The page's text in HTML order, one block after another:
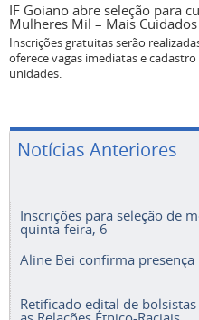
IF Goiano abre seleção para
Mulheres Mil – Mais Cuidados
Inscrições gratuitas serão
oferece vagas imediatas e
unidades.
Notícias Anteriores
Inscrições para seleção de
quinta-feira, 6
Aline Bei confirma presença
Retificado edital de